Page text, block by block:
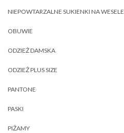
NIEPOWTARZALNE SUKIENKI NA WESELE
OBUWIE
ODZIEŻ DAMSKA
ODZIEŻ PLUS SIZE
PANTONE
PASKI
PIŻAMY